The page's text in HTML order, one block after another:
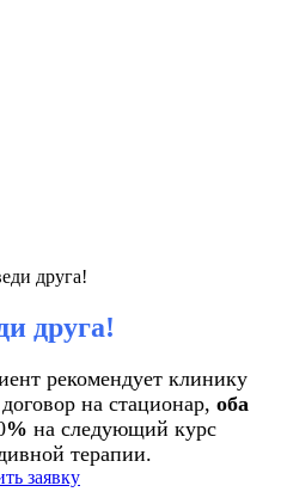
друга!
рекомендует клинику
на стационар, оба
% на следующий курс
терапии.
заявку